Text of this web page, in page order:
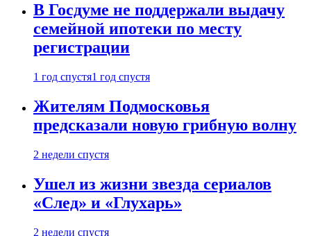
В Госдуме не поддержали выдачу
семейной ипотеки по месту
регистрации
1 год спустя1 год спустя
Жителям Подмосковья
предсказали новую грибную волну
2 недели спустя
Ушел из жизни звезда сериалов
«След» и «Глухарь»
2 недели спустя